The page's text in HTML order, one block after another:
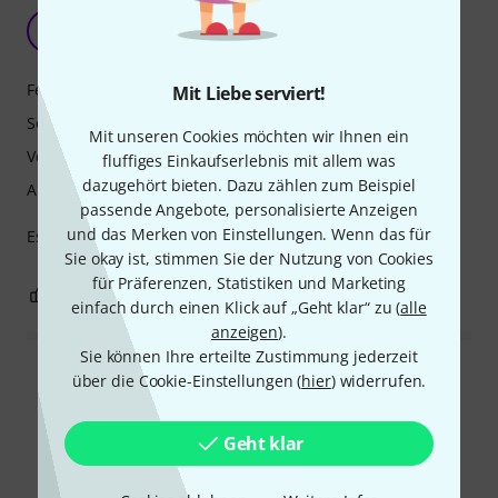
Mit Liebe serviert!
Mit unseren Cookies möchten wir Ihnen ein
fluffiges Einkaufserlebnis mit allem was
dazugehört bieten. Dazu zählen zum Beispiel
passende Angebote, personalisierte Anzeigen
und das Merken von Einstellungen. Wenn das für
Sie okay ist, stimmen Sie der Nutzung von Cookies
für Präferenzen, Statistiken und Marketing
einfach durch einen Klick auf „Geht klar“ zu (alle
anzeigen).
Sie können Ihre erteilte Zustimmung jederzeit
über die Cookie-Einstellungen (hier) widerrufen.
Geht klar
Großes Flügelhorn
Thierry Miceli 24.01.2023
Es hat eine tolle Intonation und ist sehr gut gebaut
Features
Sound
Verarbeitung
Ansprache
0 BEWERTUNG MELDEN
Alle Bewertungen lesen
Alternativen vergleichen